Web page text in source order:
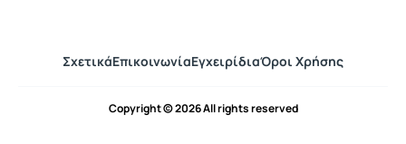
ΣχετικάΕπικοινωνίαΕγχειρίδιαΌροι Χρήσης
Copyright © 2026 All rights reserved